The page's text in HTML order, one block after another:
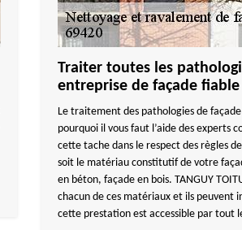
Traiter toutes les
entreprise de façade fiable
Le traitement des pathologies de
pourquoi il vous faut l’aide des experts
cette tache dans le respect des règles
soit le matériau constitutif de votre
en béton, façade en bois. TANGUY
chacun de ces matériaux et ils peuvent
cette prestation est accessible par tout